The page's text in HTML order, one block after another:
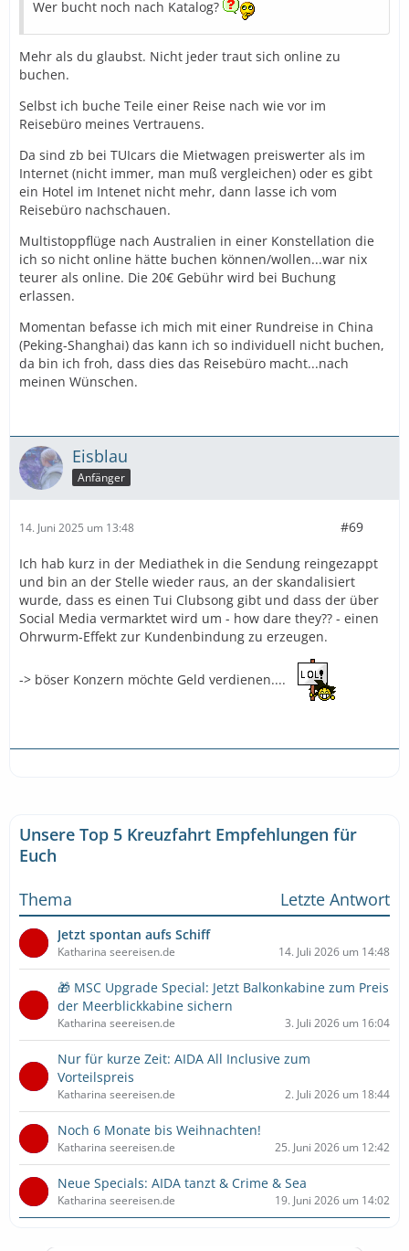
Wer bucht noch nach Katalog?
Mehr als du glaubst. Nicht jeder traut sich online zu
buchen.
Selbst ich buche Teile einer Reise nach wie vor im
Reisebüro meines Vertrauens.
Da sind zb bei TUIcars die Mietwagen preiswerter als im
Internet (nicht immer, man muß vergleichen) oder es gibt
ein Hotel im Intenet nicht mehr, dann lasse ich vom
Reisebüro nachschauen.
Multistoppflüge nach Australien in einer Konstellation die
ich so nicht online hätte buchen können/wollen...war nix
teurer als online. Die 20€ Gebühr wird bei Buchung
erlassen.
Momentan befasse ich mich mit einer Rundreise in China
(Peking-Shanghai) das kann ich so individuell nicht buchen,
da bin ich froh, dass dies das Reisebüro macht...nach
meinen Wünschen.
Eisblau
Anfänger
14. Juni 2025 um 13:48 #69
Ich hab kurz in der Mediathek in die Sendung reingezappt
und bin an der Stelle wieder raus, an der skandalisiert
wurde, dass es einen Tui Clubsong gibt und dass der über
Social Media vermarktet wird um - how dare they?? - einen
Ohrwurm-Effekt zur Kundenbindung zu erzeugen.
-> böser Konzern möchte Geld verdienen....
Unsere Top 5 Kreuzfahrt Empfehlungen für
Euch
Thema
Letzte Antwort
Jetzt spontan aufs Schiff
Katharina seereisen.de 14. Juli 2026 um 14:48
🎁 MSC Upgrade Special: Jetzt Balkonkabine zum Preis
der Meerblickkabine sichern
Katharina seereisen.de 3. Juli 2026 um 16:04
Nur für kurze Zeit: AIDA All Inclusive zum
Vorteilspreis
Katharina seereisen.de 2. Juli 2026 um 18:44
Noch 6 Monate bis Weihnachten!
Katharina seereisen.de 25. Juni 2026 um 12:42
Neue Specials: AIDA tanzt & Crime & Sea
Katharina seereisen.de 19. Juni 2026 um 14:02